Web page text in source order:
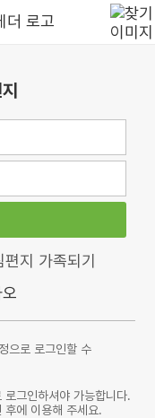
편지 가족되기
으로 로그인할 수
그인하셔야 가능합니다.
후에 이용해 주세요.